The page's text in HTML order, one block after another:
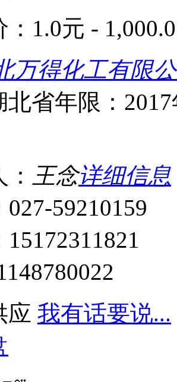
1.0元 -
万得化工有限
北省年限：
王念详细信息
59210159
应 我有话要说...